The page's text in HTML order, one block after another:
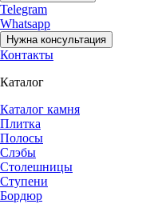
Telegram
Whatsapp
Нужна консультация
Контакты
Каталог
Каталог камня
Плитка
Полосы
Слэбы
Столешницы
Ступени
Бордюр